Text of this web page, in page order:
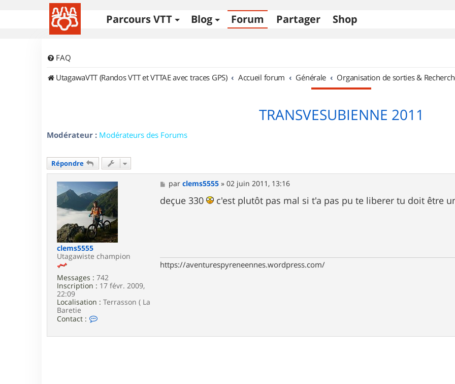
Parcours VTT Blog Forum Partager Shop
FAQ
UtagawaVTT (Randos VTT et VTTAE avec traces GPS)
Accueil forum Générale Organisation de sorties &
TRANSVESUBIENNE 2011
Modérateur : Modérateurs des Forums
Répondre
clems5555
Utagawiste champion
Messages : 742
Inscription : 17 févr. 2009,
22:09
Localisation : Terrasson ( La
Baretie
Contact :
M
e
s
s
parclems5555 »02 juin 2011, 13:16
deçue 330 c'est plutôt pas mal si t'a pas pu te liberer tu doit être
https://aventurespyreneennes.wordpress.com/